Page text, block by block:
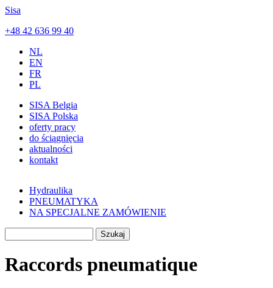
Skip to main content
Sisa
+48 42 636 99 40
NL
EN
FR
PL
SISA Belgia
SISA Polska
oferty pracy
do ściągnięcia
aktualności
kontakt
Hydraulika
PNEUMATYKA
NA SPECJALNE ZAMÓWIENIE
Raccords pneumatique